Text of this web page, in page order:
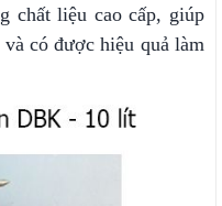
chất liệu cao cấp, giúp
có được hiệu quả làm